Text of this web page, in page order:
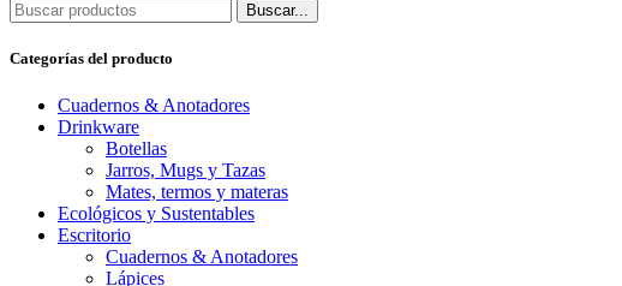
Buscar...
Categorías del producto
Cuadernos & Anotadores
Drinkware
Botellas
Jarros, Mugs y Tazas
Mates, termos y materas
Ecológicos y Sustentables
Escritorio
Cuadernos & Anotadores
Lápices